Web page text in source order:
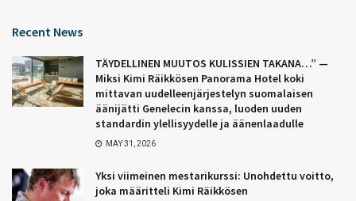
Recent News
TÄYDELLINEN MUUTOS KULISSIEN TAKANA…” —
Miksi Kimi Räikkösen Panorama Hotel koki
mittavan uudelleenjärjestelyn suomalaisen
äänijätti Genelecin kanssa, luoden uuden
standardin ylellisyydelle ja äänenlaadulle
MAY 31, 2026
Yksi viimeinen mestarikurssi: Unohdettu voitto,
joka määritteli Kimi Räikkösen